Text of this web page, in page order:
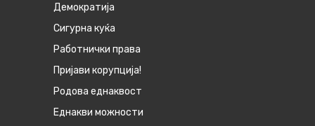
Демократија
Сигурна куќа
Работнички права
Пријави корупција!
Родова еднаквост
Eднакви можности